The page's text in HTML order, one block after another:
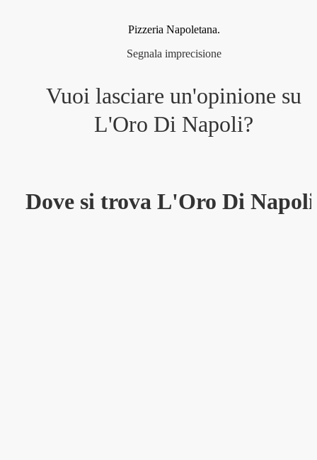
Pizzeria Napoletana.
Segnala imprecisione
Vuoi lasciare un'opinione su
L'Oro Di Napoli?
Dove si trova L'Oro Di Napoli